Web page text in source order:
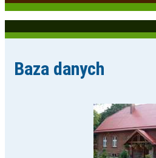
Baza danych